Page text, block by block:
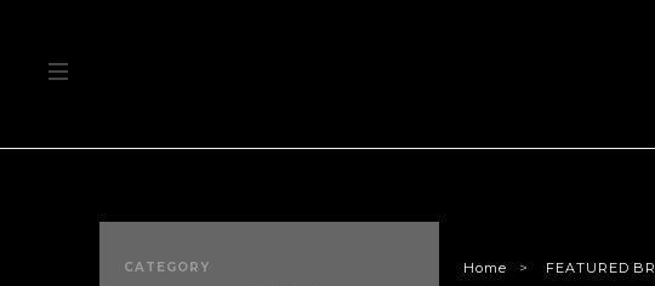
Home FEATURED
CATEGORY